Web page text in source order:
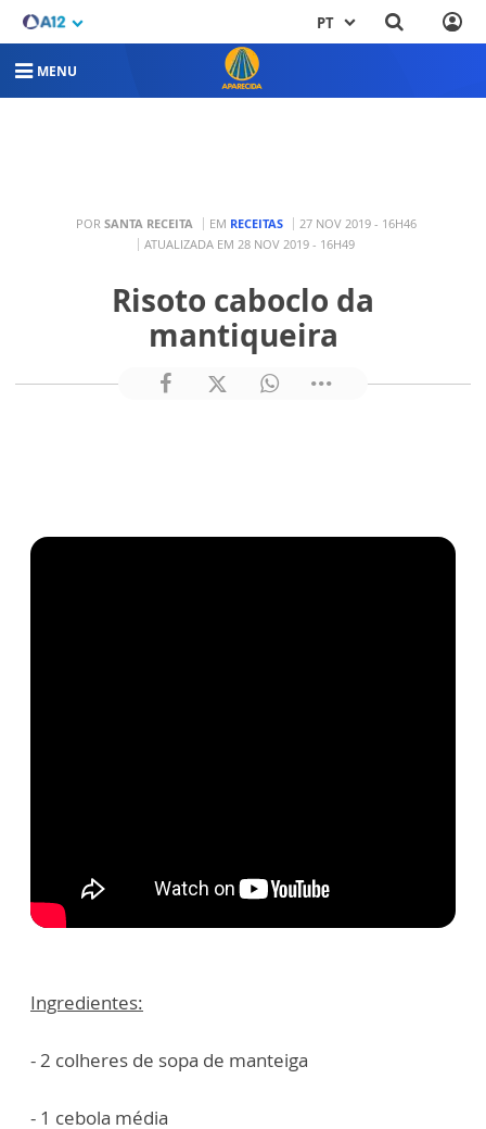
PT
MENU
POR SANTA RECEITA EM RECEITAS
27 NOV 2019 - 16H46
ATUALIZADA EM 28 NOV 2019 - 16H49
Risoto caboclo da
mantiqueira
Ingredientes:
- 2 colheres de sopa de manteiga
- 1 cebola média